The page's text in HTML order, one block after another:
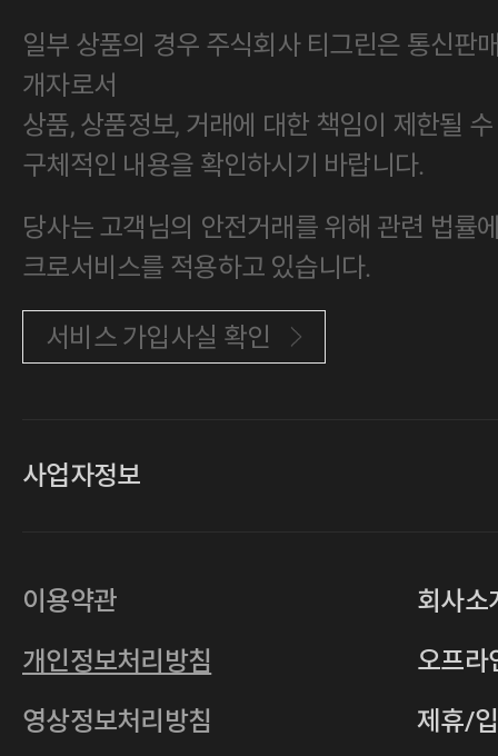
일부 상품의 경우 주식회사 티그린은 통신판
개자로서
상품, 상품정보, 거래에 대한 책임이 제한될
구체적인 내용을 확인하시기 바랍니다.
당사는 고객님의 안전거래를 위해 관련 법률
크로서비스를 적용하고 있습니다.
서비스 가입사실 확인
사업자정보
사업자등록번호
통신판매업
2011-서울중구-0149
주소 서울특별시 중구 다산로14길 12 (신당
이용약관
개인정보처리방침
영상정보처리방침
회사소
오프라
제휴/